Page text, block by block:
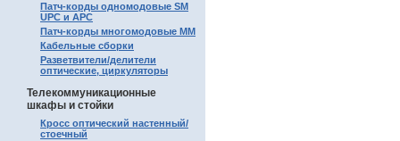
Патч-корды одномодовые SM
UPC и APC
Патч-корды многомодовые MM
Кабельные сборки
Разветвители/делители
оптические, циркуляторы
Телекоммуникационные
шкафы и стойки
Кросс оптический настенный/
стоечный